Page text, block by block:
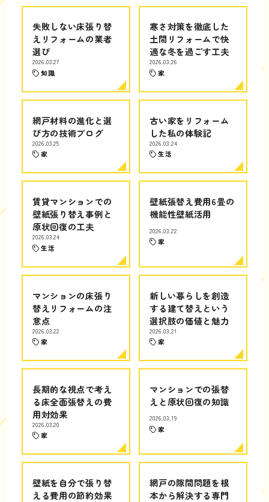
失敗しない床張り替
えリフォームの業者
選び
2026.03.27
知識
寒さ対策を徹底した
土間リフォームで快
適な冬を過ごす工夫
2026.03.26
家
網戸材料の進化と選
び方の技術ブログ
2026.03.25
家
古い家をリフォーム
した私の体験記
2026.03.24
生活
賃貸マンションでの
壁紙張り替え事例と
原状回復の工夫
2026.03.24
生活
壁紙張替え費用6畳の
機能性壁紙活用
2026.03.22
家
マンションの床張り
替えリフォームの注
意点
2026.03.22
家
新しい暮らしを創造
する建て替えという
選択肢の価値と魅力
2026.03.21
家
長期的な視点で考え
る床全面張替えの費
用対効果
2026.03.20
家
マンションでの張替
えと原状回復の知識
2026.03.19
家
壁紙を自分で張り替
える費用の節約効果
網戸の隙間問題を根
本から解決する専門